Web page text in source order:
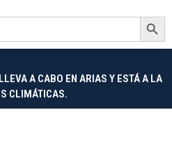
Search Button
A CABO EN ARIAS Y ESTÁ A LA
CLIMÁTICAS.